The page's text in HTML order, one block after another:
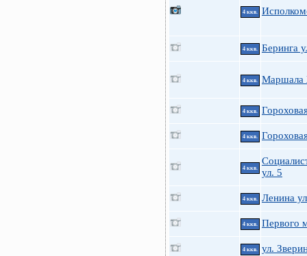
4 ккв.
4 ккв. Беринга
4 ккв. Маршала
4 ккв.
4 ккв.
4 ккв.
ул. 5
4 ккв. Ленина
4 ккв. Первого
4 ккв. ул.